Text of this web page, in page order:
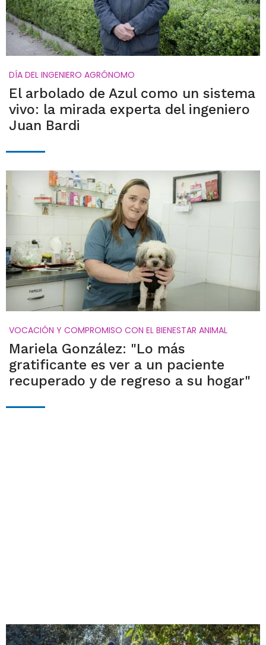
DÍA DEL INGENIERO AGRÓNOMO
El arbolado de Azul como un sistema
vivo: la mirada experta del ingeniero
Juan Bardi
VOCACIÓN Y COMPROMISO CON EL BIENESTAR ANIMAL
Mariela González: "Lo más
gratificante es ver a un paciente
recuperado y de regreso a su hogar"